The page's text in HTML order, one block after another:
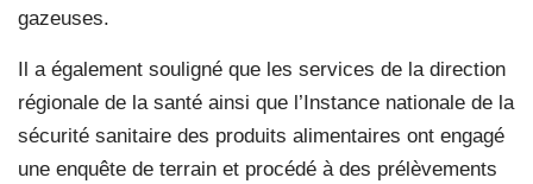
gazeuses.
Il a également souligné que les services de la direction
régionale de la santé ainsi que l’Instance nationale de la
sécurité sanitaire des produits alimentaires ont engagé
une enquête de terrain et procédé à des prélèvements